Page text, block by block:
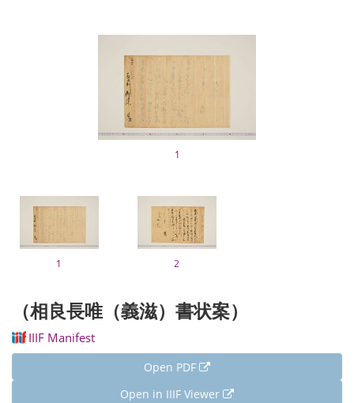
1
1 2
（相良長唯（義滋）書状案）
IIIF Manifest
Open PDF
Open in IIIF Viewer